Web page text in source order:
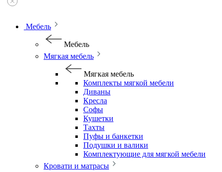
Мебель
Мебель
Мягкая мебель
Мягкая мебель
Комплекты мягкой мебели
Диваны
Кресла
Софы
Кушетки
Тахты
Пуфы и банкетки
Подушки и валики
Комплектующие для мягкой мебели
Кровати и матрасы